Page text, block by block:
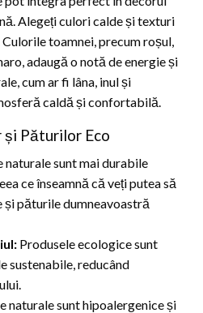
Alegeți culori calde și texturi
toamnei, precum roșul,
adaugă o notă de energie și
cum ar fi lâna, inul și
caldă și confortabilă.
Păturilor Eco
naturale sunt mai durabile
ce înseamnă că veți putea să
și păturile dumneavoastră
Produsele ecologice sunt
sustenabile, reducând
naturale sunt hipoalergenice și